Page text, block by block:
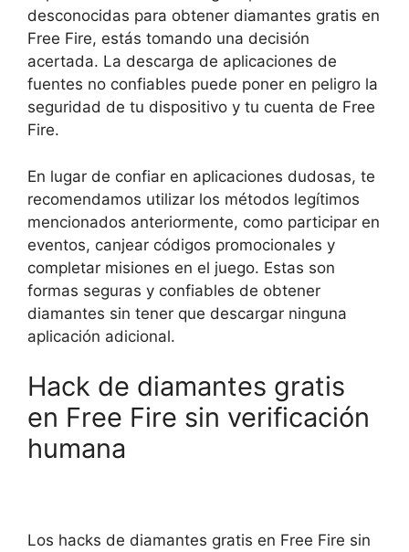
desconocidas para obtener diamantes gratis en
Free Fire, estás tomando una decisión
acertada. La descarga de aplicaciones de
fuentes no confiables puede poner en peligro la
seguridad de tu dispositivo y tu cuenta de Free
Fire.
En lugar de confiar en aplicaciones dudosas, te
recomendamos utilizar los métodos legítimos
mencionados anteriormente, como participar en
eventos, canjear códigos promocionales y
completar misiones en el juego. Estas son
formas seguras y confiables de obtener
diamantes sin tener que descargar ninguna
aplicación adicional.
Hack de diamantes gratis
en Free Fire sin verificación
humana
Los hacks de diamantes gratis en Free Fire sin